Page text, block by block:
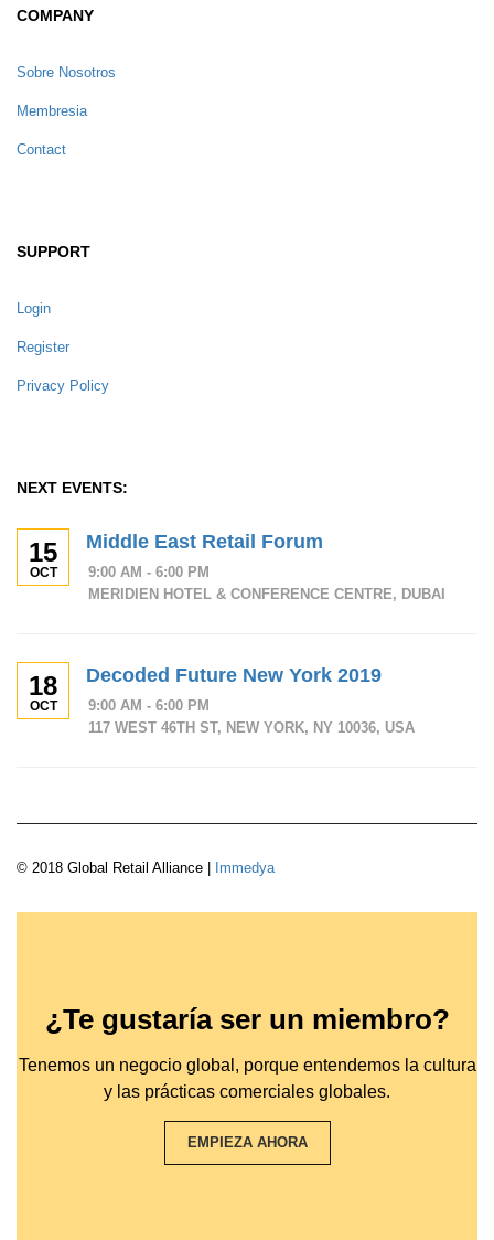
COMPANY
Sobre Nosotros
Membresia
Contact
SUPPORT
Login
Register
Privacy Policy
NEXT EVENTS:
15
OCT
Middle East Retail Forum
9:00 AM - 6:00 PM
MERIDIEN HOTEL & CONFERENCE CENTRE, DUBAI
18
OCT
Decoded Future New York 2019
9:00 AM - 6:00 PM
117 WEST 46TH ST, NEW YORK, NY 10036, USA
© 2018 Global Retail Alliance | Immedya
¿Te gustaría ser un miembro?
Tenemos un negocio global, porque entendemos la cultura
y las prácticas comerciales globales.
EMPIEZA AHORA